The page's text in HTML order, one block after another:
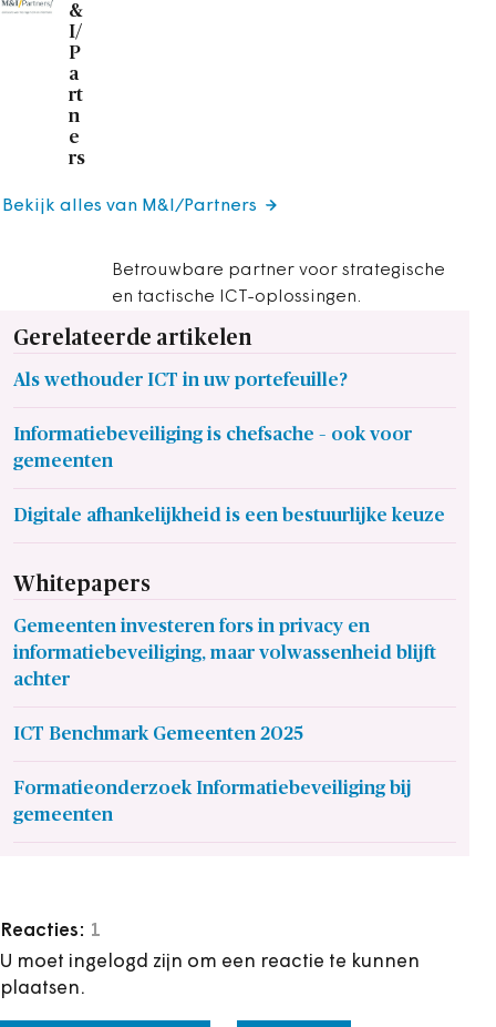
&
I/
P
a
rt
n
e
rs
Betrouwbare partner voor strategische
en tactische ICT-oplossingen.
Bekijk alles van M&I/Partners
Gerelateerde artikelen
Als wethouder ICT in uw portefeuille?
Informatiebeveiliging is chefsache – ook voor
gemeenten
Digitale afhankelijkheid is een bestuurlijke keuze
Whitepapers
Gemeenten investeren fors in privacy en
informatiebeveiliging, maar volwassenheid blijft
achter
ICT Benchmark Gemeenten 2025
Formatieonderzoek Informatiebeveiliging bij
gemeenten
Reacties: 1
U moet ingelogd zijn om een reactie te kunnen
plaatsen.